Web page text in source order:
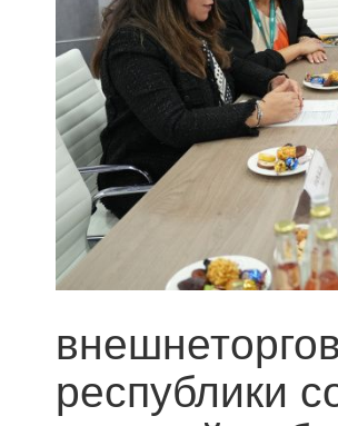
республики